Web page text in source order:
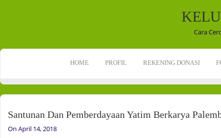
Cara
HOME PROFIL REKENING DONASI
Santunan Dan Pemberdayaan Yatim Berkarya
On April 14, 2018